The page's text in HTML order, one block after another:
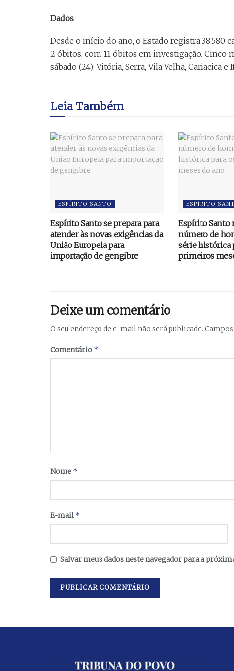
Dados
Desde o início do ano, o Estado registra 38.580
2 óbitos, com 11 óbitos em investigação.
sábado (24): Vitória, Serra, Vila Velha, Cariacica
LeiaTambém
ESPÍRITO SANTO
Espírito Santo se prepara para
atender às novas exigências da
União Europeia para
importação de gengibre
ESPÍRITO
Espírito Santo
número de
série histórica
primeiros
Deixe um comentário
O seu endereço de e-mail não será publicado.
Comentário *
Nome *
E-mail *
Salvar meus dados neste navegador para a